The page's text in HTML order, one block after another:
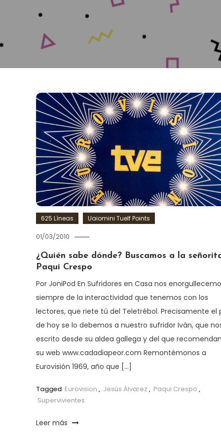
625 Líneas Uaiomini Tuelf Points
01/03/2010
¿Quién sabe dónde? Buscamos a la
Paqui Crespo
Por JoniPod En Sufridores en Casa nos
siempre de la interactividad que tenemos con los
lectores, que riete tú del Teletrébol. Precisamente el
de hoy se lo debemos a nuestro sufridor Iván, que
escrito desde su aldea gallega y del que
su web www.cadadiapeor.com Remontémonos a
Eurovisión 1969, año que […]
Tagged Eurovision , Jesús Álvarez , Paqui Crespo ,
Supervivientes
Leer más